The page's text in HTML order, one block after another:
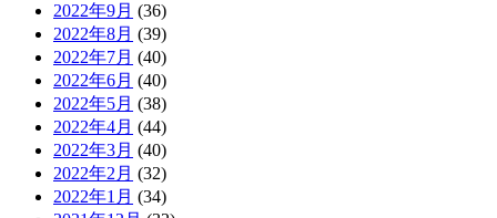
2022年9月 (36)
2022年8月 (39)
2022年7月 (40)
2022年6月 (40)
2022年5月 (38)
2022年4月 (44)
2022年3月 (40)
2022年2月 (32)
2022年1月 (34)